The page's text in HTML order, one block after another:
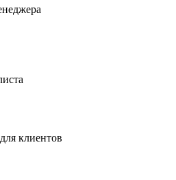
клиентов